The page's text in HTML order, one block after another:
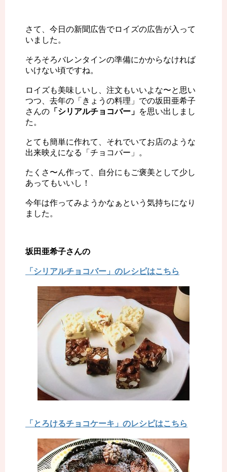
さて、今日の新聞広告でロイズの広告が入って
いました。
そろそろバレンタインの準備にかからなければ
いけない頃ですね。
ロイズも美味しいし、注文もいいよな〜と思い
つつ、去年の「きょうの料理」での坂田亜希子
さんの 「シリアルチョコバー」 を思い出しまし
た。
とても簡単に作れて、それでいてお店のような
出来映えになる「チョコバー」。
たくさ〜ん作って、自分にもご褒美として少し
あってもいいし！
今年は作ってみようかなぁという気持ちになり
ました。
坂田亜希子さんの
「シリアルチョコバー」のレシピはこちら
「とろけるチョコケーキ」のレシピはこちら